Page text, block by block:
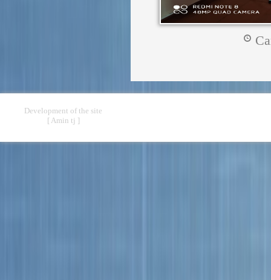
Development of the site
[ Amin tj ]